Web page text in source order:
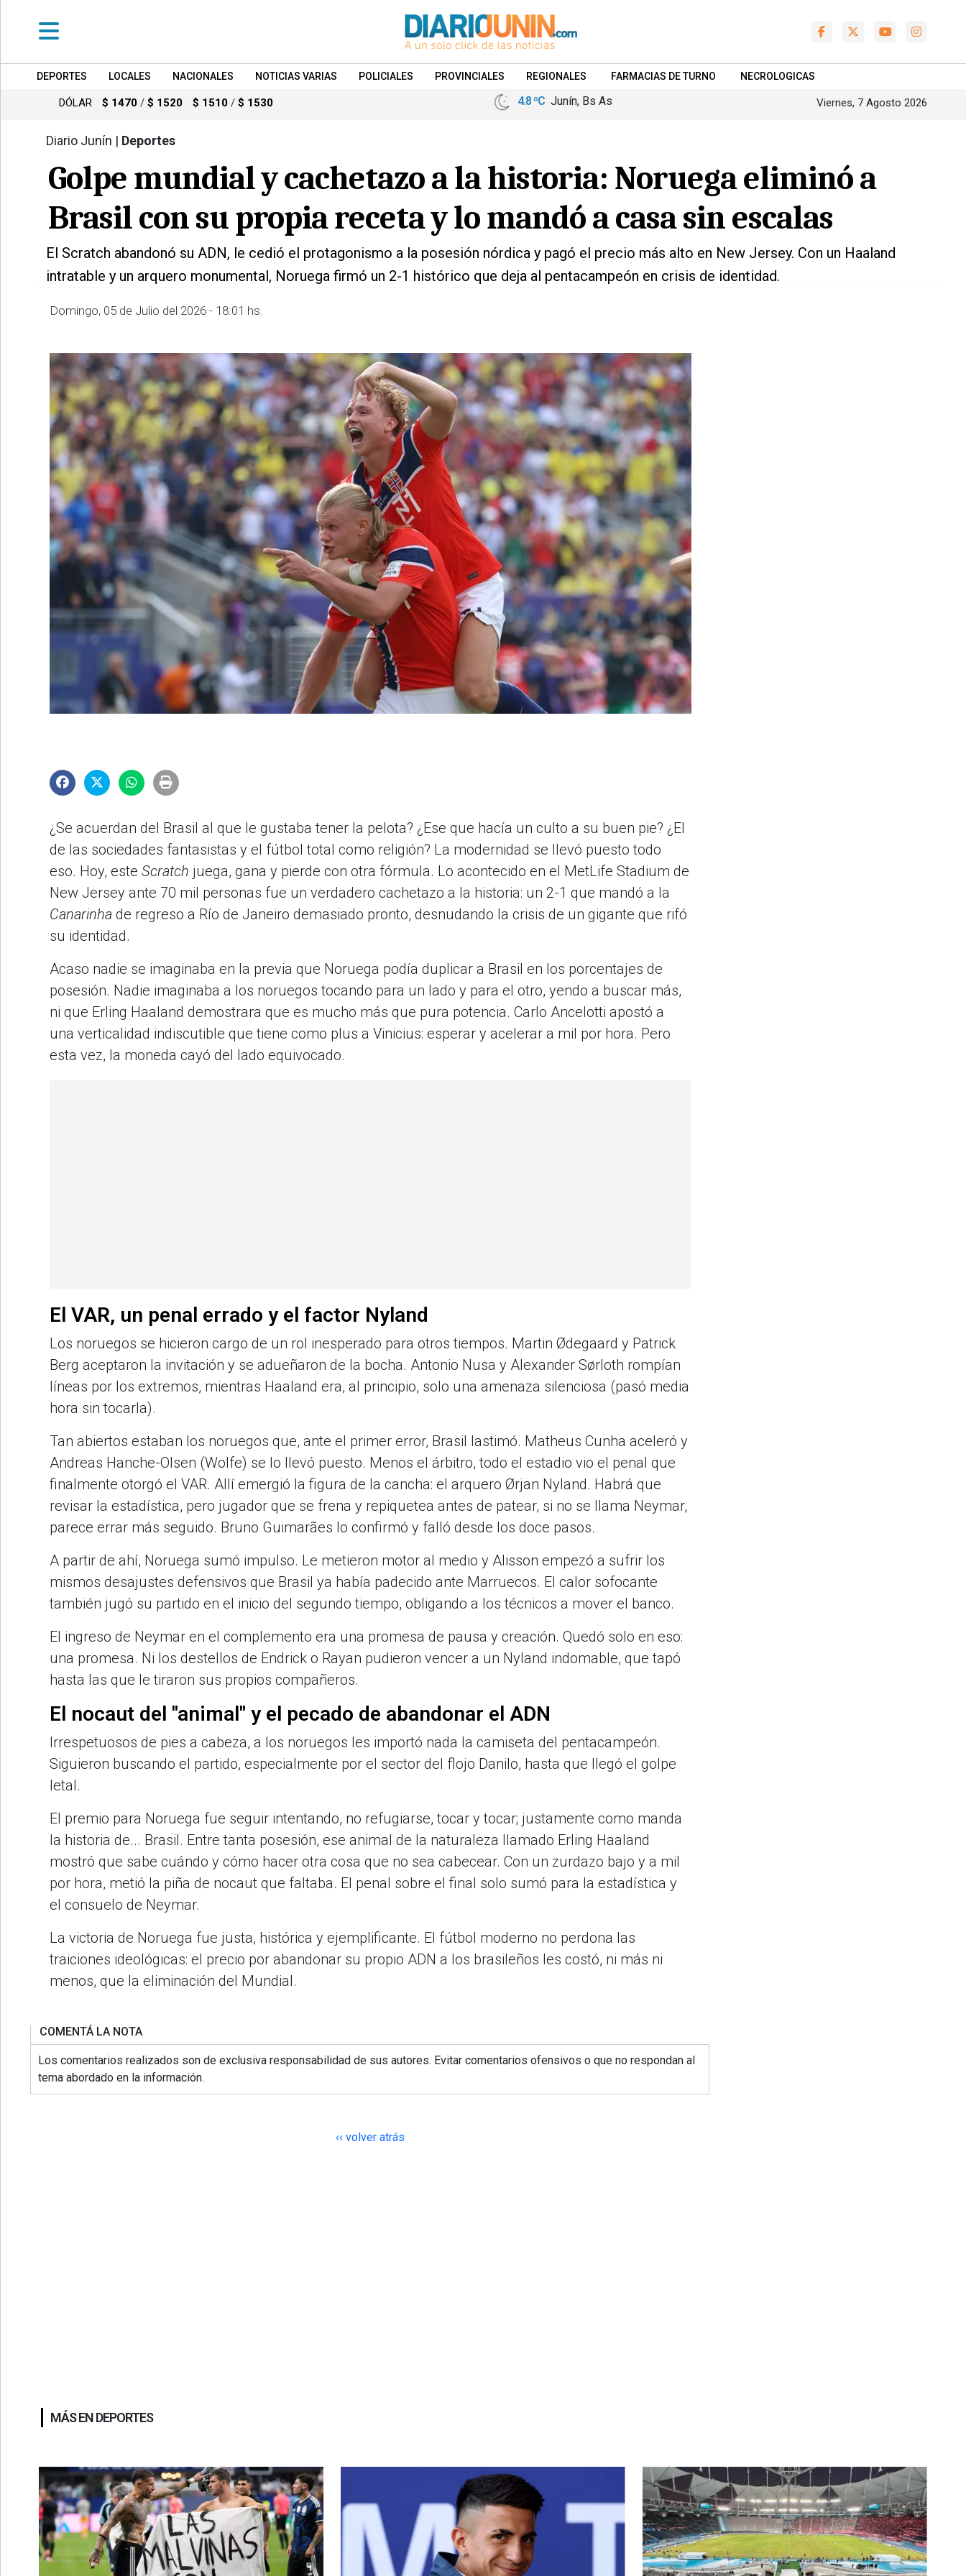
DEPORTES
LOCALES
NACIONALES
NOTICIAS
POLICIALES
REGIONALES
ESPECTÁCULOS
INTERNACIONALES
• SUPLEMENTOS
• SERVICIOS
• RADIOS EN VIVO
DEPORTES LOCALES NACIONALES NOTICIAS VARIAS POLICIALES PROVINCIALES REGIONALES FARMACIAS DE TURNO NECROLOGICAS
DÓLAR $ 1470 / $ 1520 $ 1510 / $ 1530 4.8 ºC Junín, Bs As Viernes, 7 Agosto 2026
Diario Junín | Deportes
Golpe mundial y cachetazo a la historia: Noruega eliminó a
Brasil con su propia receta y lo mandó a casa sin escalas
El Scratch abandonó su ADN, le cedió el protagonismo a la posesión nórdica y pagó el precio más alto en New Jersey. Con un Haaland
intratable y un arquero monumental, Noruega firmó un 2-1 histórico que deja al pentacampeón en crisis de identidad.
Domingo, 05 de Julio del 2026 - 18:01 hs.
¿Se acuerdan del Brasil al que le gustaba tener la pelota? ¿Ese que hacía un culto a su buen pie? ¿El
de las sociedades fantasistas y el fútbol total como religión? La modernidad se llevó puesto todo
eso. Hoy, este Scratch juega, gana y pierde con otra fórmula. Lo acontecido en el MetLife Stadium de
New Jersey ante 70 mil personas fue un verdadero cachetazo a la historia: un 2-1 que mandó a la
Canarinha de regreso a Río de Janeiro demasiado pronto, desnudando la crisis de un gigante que rifó
su identidad.
Acaso nadie se imaginaba en la previa que Noruega podía duplicar a Brasil en los porcentajes de
posesión. Nadie imaginaba a los noruegos tocando para un lado y para el otro, yendo a buscar más,
ni que Erling Haaland demostrara que es mucho más que pura potencia. Carlo Ancelotti apostó a
una verticalidad indiscutible que tiene como plus a Vinicius: esperar y acelerar a mil por hora. Pero
esta vez, la moneda cayó del lado equivocado.
El VAR, un penal errado y el factor Nyland
Los noruegos se hicieron cargo de un rol inesperado para otros tiempos. Martin Ødegaard y Patrick
Berg aceptaron la invitación y se adueñaron de la bocha. Antonio Nusa y Alexander Sørloth rompían
líneas por los extremos, mientras Haaland era, al principio, solo una amenaza silenciosa (pasó media
hora sin tocarla).
Tan abiertos estaban los noruegos que, ante el primer error, Brasil lastimó. Matheus Cunha aceleró y
Andreas Hanche-Olsen (Wolfe) se lo llevó puesto. Menos el árbitro, todo el estadio vio el penal que
finalmente otorgó el VAR. Allí emergió la figura de la cancha: el arquero Ørjan Nyland. Habrá que
revisar la estadística, pero jugador que se frena y repiquetea antes de patear, si no se llama Neymar,
parece errar más seguido. Bruno Guimarães lo confirmó y falló desde los doce pasos.
A partir de ahí, Noruega sumó impulso. Le metieron motor al medio y Alisson empezó a sufrir los
mismos desajustes defensivos que Brasil ya había padecido ante Marruecos. El calor sofocante
también jugó su partido en el inicio del segundo tiempo, obligando a los técnicos a mover el banco.
El ingreso de Neymar en el complemento era una promesa de pausa y creación. Quedó solo en eso:
una promesa. Ni los destellos de Endrick o Rayan pudieron vencer a un Nyland indomable, que tapó
hasta las que le tiraron sus propios compañeros.
El nocaut del "animal" y el pecado de abandonar el ADN
Irrespetuosos de pies a cabeza, a los noruegos les importó nada la camiseta del pentacampeón.
Siguieron buscando el partido, especialmente por el sector del flojo Danilo, hasta que llegó el golpe
letal.
El premio para Noruega fue seguir intentando, no refugiarse, tocar y tocar; justamente como manda
la historia de... Brasil. Entre tanta posesión, ese animal de la naturaleza llamado Erling Haaland
mostró que sabe cuándo y cómo hacer otra cosa que no sea cabecear. Con un zurdazo bajo y a mil
por hora, metió la piña de nocaut que faltaba. El penal sobre el final solo sumó para la estadística y
el consuelo de Neymar.
La victoria de Noruega fue justa, histórica y ejemplificante. El fútbol moderno no perdona las
traiciones ideológicas: el precio por abandonar su propio ADN a los brasileños les costó, ni más ni
menos, que la eliminación del Mundial.
COMENTÁ LA NOTA
Los comentarios realizados son de exclusiva responsabilidad de sus autores. Evitar comentarios ofensivos o que no respondan al
tema abordado en la información.
‹‹ volver atrás
MÁS EN DEPORTES